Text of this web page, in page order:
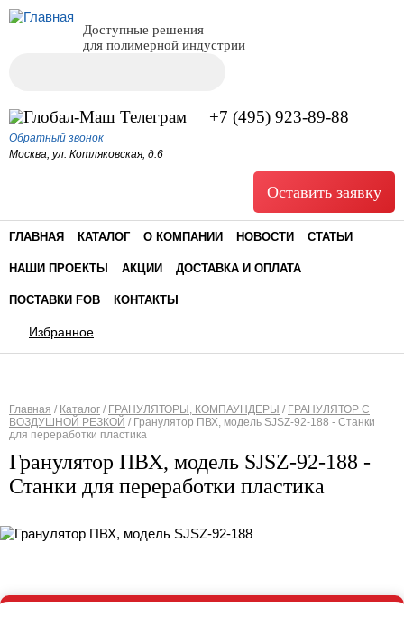
Доступные решения
для полимерной индустрии
+7 (495) 923-89-88
Обратный звонок
Москва, ул. Котляковская, д.6
Оставить заявку
ГЛАВНАЯ КАТАЛОГ О КОМПАНИИ НОВОСТИ СТАТЬИ
НАШИ ПРОЕКТЫ АКЦИИ ДОСТАВКА И ОПЛАТА
ПОСТАВКИ FOB КОНТАКТЫ
Избранное
Вы здесь
Главная / Каталог / ГРАНУЛЯТОРЫ, КОМПАУНДЕРЫ / ГРАНУЛЯТОР С
ВОЗДУШНОЙ РЕЗКОЙ / Гранулятор ПВХ, модель SJSZ-92-188 - Станки
для переработки пластика
Гранулятор ПВХ, модель SJSZ-92-188 -
Станки для переработки пластика